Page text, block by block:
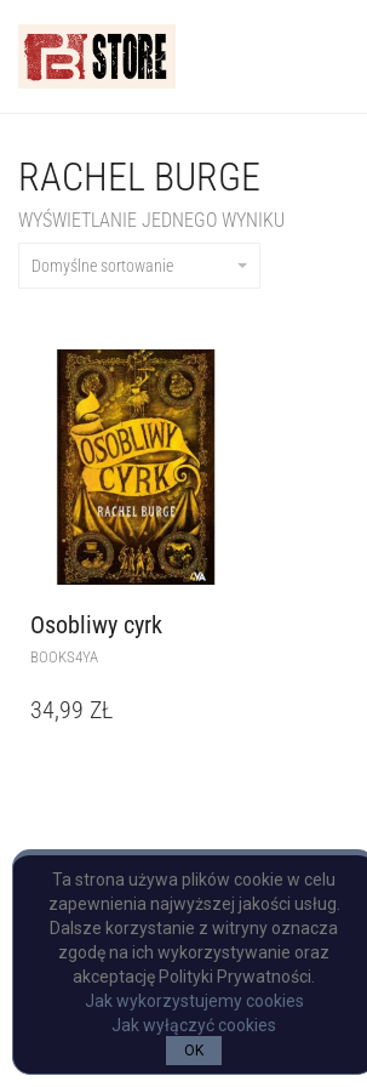
RACHEL BURGE
WYŚWIETLANIE JEDNEGO WYNIKU
Domyślne sortowanie
Osobliwy cyrk
BOOKS4YA
34,99 ZŁ
Copyright © Pulp Books
Ta strona używa plików cookie w celu
zapewnienia najwyższej jakości usług.
Dalsze korzystanie z witryny oznacza
zgodę na ich wykorzystywanie oraz
akceptację Polityki Prywatności.
Jak wykorzystujemy cookies
Jak wyłączyć cookies
OK